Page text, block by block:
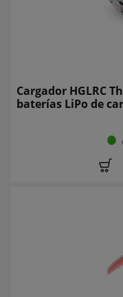
Cargador HGLRC
baterías LiPo de